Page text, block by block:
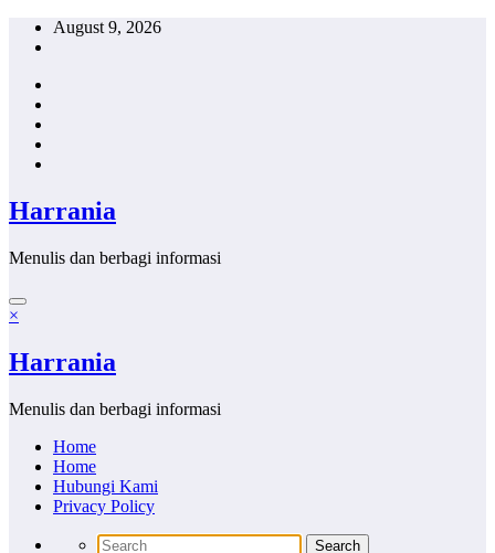
Skip
August 9, 2026
Harrania
Menulis dan berbagi informasi
×
Harrania
Menulis dan berbagi informasi
Home
Home
Hubungi Kami
Privacy Policy